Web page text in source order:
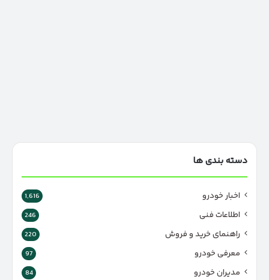
دسته بندی ها
اخبار خودرو 1,616
اطلاعات فنی 246
راهنمای خرید و فروش 220
معرفی خودرو 97
مدیران خودرو 84